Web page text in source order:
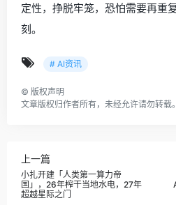
定性，挣脱牢笼，恐怕需要再重
刻。
# AI资讯
© 版权声明
文章版权归作者所有，未经允许请勿转载。
上一篇
小扎开建「人类第一算力帝
国」，26年榨干当地水电，27年
超越星际之门